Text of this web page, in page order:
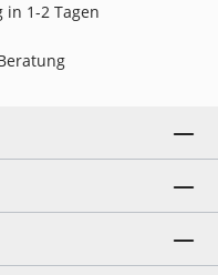
in 1-2 Tagen